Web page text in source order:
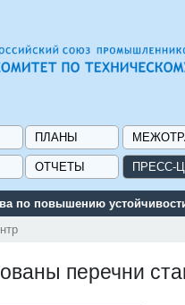
ПЛАНЫ
ОТЧЕТЫ ПРЕСС-
по повышению
перечни